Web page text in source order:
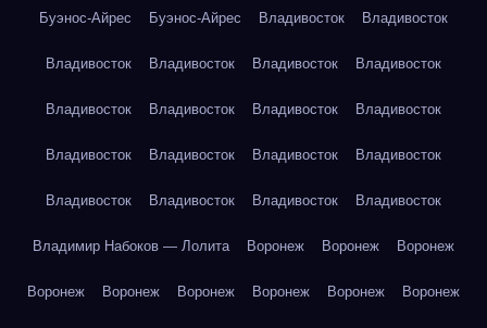
Буэнос-Айрес Буэнос-Айрес Владивосток Владивосток
Владивосток Владивосток Владивосток Владивосток
Владивосток Владивосток Владивосток Владивосток
Владивосток Владивосток Владивосток Владивосток
Владивосток Владивосток Владивосток Владивосток
Владимир Набоков — Лолита Воронеж Воронеж Воронеж
Воронеж Воронеж Воронеж Воронеж Воронеж Воронеж